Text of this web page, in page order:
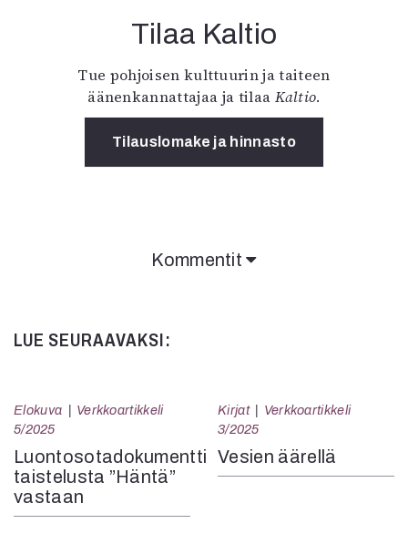
Tilaa Kaltio
Tue pohjoisen kulttuurin ja taiteen
äänenkannattajaa ja tilaa Kaltio.
Tilauslomake ja hinnasto
Kommentit
LUE SEURAAVAKSI:
Elokuva
Verkkoartikkeli
5/2025
Luontosotadokumentti
taistelusta ”Häntä”
vastaan
Kirjat
Verkkoartikkeli
3/2025
Vesien äärellä